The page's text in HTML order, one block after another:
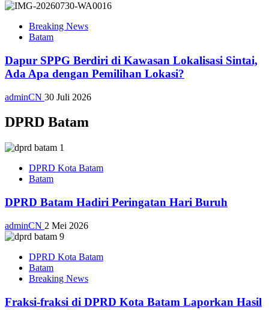
Breaking News
Batam
Dapur SPPG Berdiri di Kawasan Lokalisasi Sintai,
Ada Apa dengan Pemilihan Lokasi?
adminCN 30 Juli 2026
DPRD Batam
DPRD Kota Batam
Batam
DPRD Batam Hadiri Peringatan Hari Buruh
adminCN 2 Mei 2026
DPRD Kota Batam
Batam
Breaking News
Fraksi-fraksi di DPRD Kota Batam Laporkan Hasil